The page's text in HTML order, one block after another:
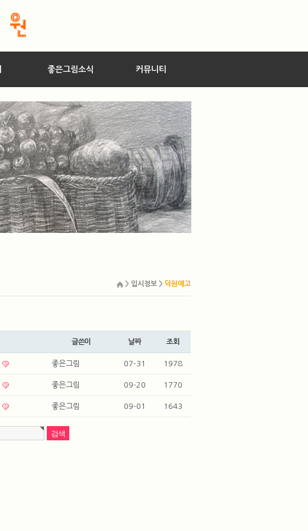
좋은그림소식 커뮤니티
> 입시정보 > 덕원예고
글쓴이 날짜 조회
좋은그림 07-31 1978
좋은그림 09-20 1770
좋은그림 09-01 1643